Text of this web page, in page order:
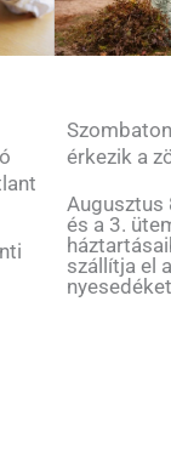
érkezik a
Augusztus
és a 3.
szállítja el a